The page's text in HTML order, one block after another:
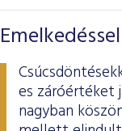
es záróértéket
nagyban